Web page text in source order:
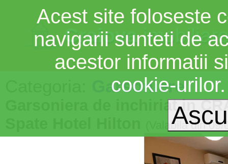
Craiova
Garsoniere
Garsoniera de inchiriat in
(Valabila din
Acest site foloseste
navigarii sunteti de
acestor informatii
cookie-